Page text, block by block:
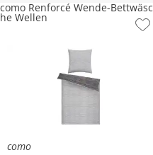
como
como Renforcé Wende-Bettwäsc
he Wellen